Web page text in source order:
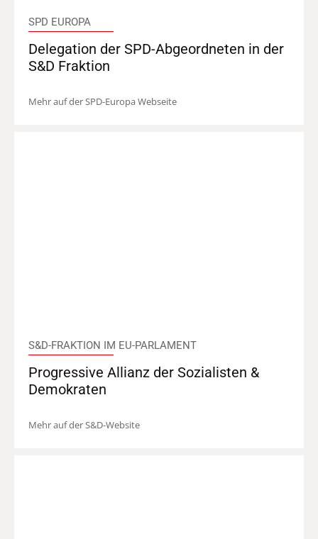
SPD EUROPA
Delegation der SPD-Abgeordneten in der
S&D Fraktion
Mehr auf der SPD-Europa Webseite
S&D-FRAKTION IM EU-PARLAMENT
Progressive Allianz der Sozialisten &
Demokraten
Mehr auf der S&D-Website